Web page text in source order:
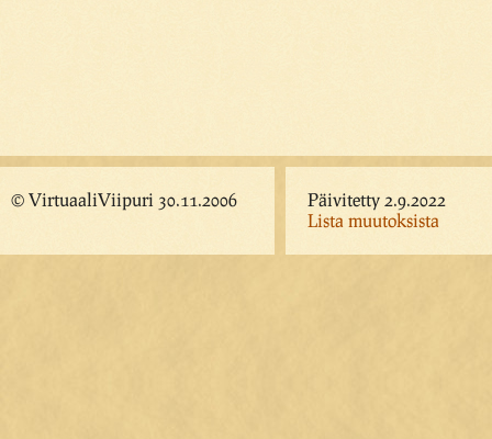
© VirtuaaliViipuri 30.11.2006
Päivitetty 2.9.2022
Lista muutoksista